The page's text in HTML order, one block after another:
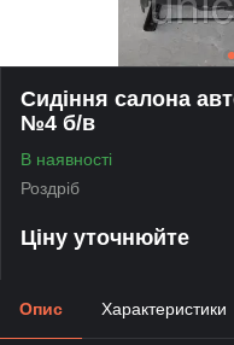
Сидіння салона
№4 б/в
В наявності
Роздріб
Ціну уточнюйте
Опис Характеристики